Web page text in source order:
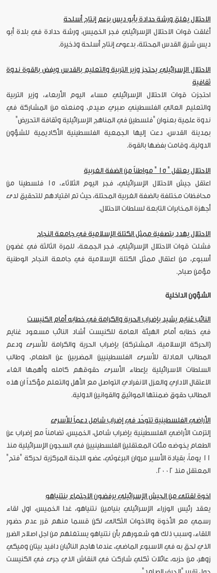
الاحتلال يغلق ورشة حدادة بأبو ديس بزعم إنتاج أسلحة
أغلقت قوات الاحتلال الإسرائيلي فجر الخميس، ورشة حدادة في بلدة أبو
ديس شرق القدس المحتلة، بدعوى إنتاج أسلحة وذخيرة.
الاحتلال الإسرائيلي يحتجز وزير التربية والتعليم بالقدس ويفض بالقوة ندوة
ثقافية
احتجزت قوات الاحتلال الإسرائيلي مساء اليوم الأربعاء، وزير التربية
والتعليم العالي الفلسطيني صبري صيدم، ومنعته من المشاركة في
ندوة علمية بعنوان "فلسطين في المناهج الإسرائيلية وثقافة التحريض"
بمدينة القدس، دعت إليها الجمعية الفلسطينية الأكاديمية للشؤون
الدولية، وقامت بفضها بالقوة.
الاحتلال يعتقل " 15 " مواطناً من الضفة الغربية
اعتقل جيش الاحتلال الإسرائيلي، فجر اليوم الثلاثاء، 15 فلسطينا من
محافظات مختلفة بالضفة الغربية المحتلة، حيث تم اقتيادهم للتحقيق لدى
أجهزة المخابرات التابعة لسلطات الاحتلال.
الاحتلال يهدد بتصفية ممثل الكتلة الإسلامية في جامعة النجاح
فشلت قوات الاحتلال الإسرائيلي، فجر الجمعة، للمرة الثالثة في غضون
أسبوع، من اعتقال ممثل الكتلة الإسلامية في جامعة النجاح الوطنية
مؤمن صباح.
الشؤون الداخلية
النائب غنايم يشيد بإضراب الحرية والكرامة في خطابه أمام الكنيست
في خطابه أمام الهيئة العامة للكنيست أشاد النائب مسعود غنايم
(الحركة الإسلامية، المشتركة) بإضراب الحرية والكرامة للأسرى ودعم
المطالب العادلة للأسرى الفلسطينيين المضربين عن الطعام، وطالب
السلطات الاسرائيلية بإعطاء الأسرى حقوقهم كامله وأهمها الغاء
الاعتقال الاداري والعزل الانفرادي التواصل مع الأهل والتعلم مؤكداً ان هذه
المطالب حقوق ضمنتها المواثيق والقوانين الدولية.
الأراضي الفلسطينية تتوحّد في إضراب شامل دعماً للأسرى
إلتزمت الأراضي الفلسطينية بإضراب شامل، الخميس، تضامناً مع إضراب عن
الطعام يخوضه مئات المعتقلين الفلسطينيين في السجون الإسرائيلية منذ
11 يوماً، بقيادة الأسير مروان البرغوثي، عضو اللجنة المركزية لحركة "فتح"
المعتقل منذ 2002.
اخوة لقتلى من الجيش الإسرائيلي يرفضون الاجتماع بنتنياهو
يعقد رئيس الوزراء الإسرائيلي بنيامين نتنياهو، غدا الخميس، اول لقاء
رسمي مع الأخوة والاخوات الثكالى، لكن قسما منهم قرر عدم حضور
اللقاء، وسبب ذلك هو شعورهم بأن نتنياهو يستغلهم من اجل اصلاح الضرر
الذي لحق به في الاسبوع الماضي، عندما هاجم النائبان دافيد بيتان وميكي
زوهر، من حزبه، عائلات ثكلي شاركت في النقاش الذي جرى في الكنيست